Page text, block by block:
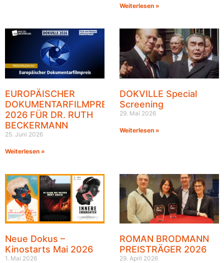
Weiterlesen »
EUROPÄISCHER
DOKUMENTARFILMPREIS
2026 FÜR DR. RUTH
BECKERMANN
25. Juni 2026
Weiterlesen »
DOKVILLE Special
Screening
29. Mai 2026
Weiterlesen »
Neue Dokus –
Kinostarts Mai 2026
1. Mai 2026
ROMAN BRODMANN
PREISTRÄGER 2026
29. April 2026